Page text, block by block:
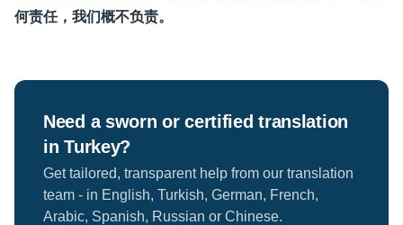
何责任，我们概不负责。
Need a sworn or certified translation
in Turkey?
Get tailored, transparent help from our translation
team - in English, Turkish, German, French,
Arabic, Spanish, Russian or Chinese.